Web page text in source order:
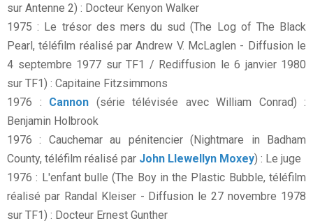
sur Antenne 2) : Docteur Kenyon Walker
1975 : Le trésor des mers du sud (The Log of The Black
Pearl, téléfilm réalisé par Andrew V. McLaglen - Diffusion le
4 septembre 1977 sur TF1 / Rediffusion le 6 janvier 1980
sur TF1) : Capitaine Fitzsimmons
1976 : Cannon (série télévisée avec William Conrad) :
Benjamin Holbrook
1976 : Cauchemar au pénitencier (Nightmare in Badham
County, téléfilm réalisé par John Llewellyn Moxey) : Le juge
1976 : L'enfant bulle (The Boy in the Plastic Bubble, téléfilm
réalisé par Randal Kleiser - Diffusion le 27 novembre 1978
sur TF1) : Docteur Ernest Gunther